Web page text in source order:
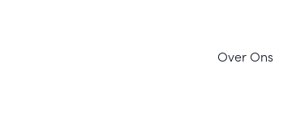
Over Ons